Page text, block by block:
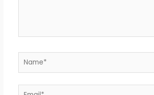
Name*
Email*